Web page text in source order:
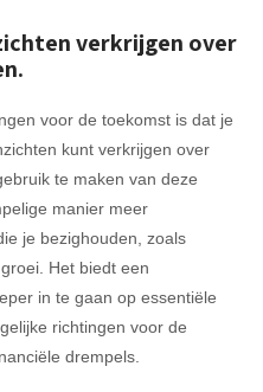
verkrijgen over
voor de toekomst is dat je
kunt verkrijgen over
te maken van deze
manier meer
je bezighouden, zoals
Het biedt een
in te gaan op essentiële
richtingen voor de
drempels.